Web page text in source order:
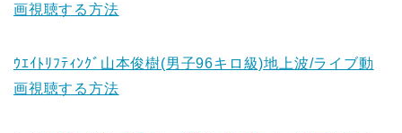
画視聴する方法
ｳｴｲﾄﾘﾌﾃｨﾝｸﾞ山本俊樹(男子96キロ級)地上波/ライブ動
画視聴する方法